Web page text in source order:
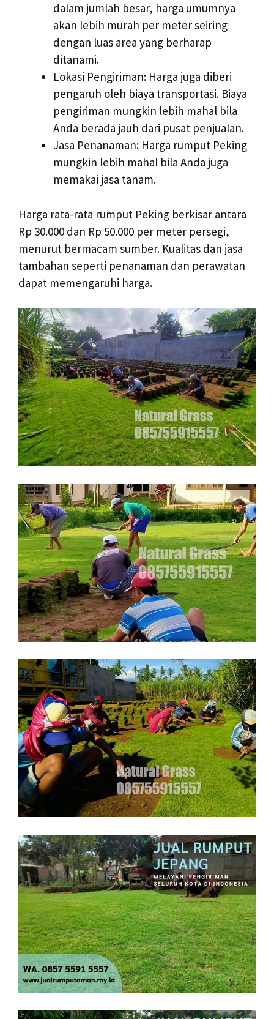
dalam jumlah besar, harga umumnya
akan lebih murah per meter seiring
dengan luas area yang berharap
ditanami.
Lokasi Pengiriman: Harga juga diberi
pengaruh oleh biaya transportasi. Biaya
pengiriman mungkin lebih mahal bila
Anda berada jauh dari pusat penjualan.
Jasa Penanaman: Harga rumput Peking
mungkin lebih mahal bila Anda juga
memakai jasa tanam.
Harga rata-rata rumput Peking berkisar antara
Rp 30.000 dan Rp 50.000 per meter persegi,
menurut bermacam sumber. Kualitas dan jasa
tambahan seperti penanaman dan perawatan
dapat memengaruhi harga.